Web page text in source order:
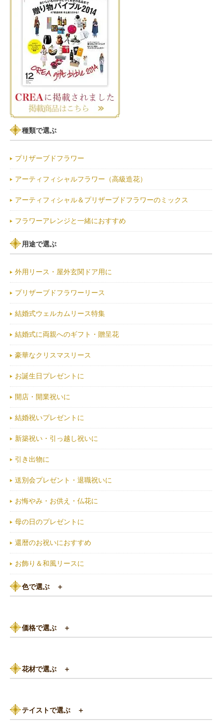
種類で選ぶ
プリザーブドフラワー
アーティフィシャルフラワー（高級造花）
アーティフィシャル＆プリザーブドフラワーのミックス
フラワーアレンジと一緒におすすめ
用途で選ぶ
外用リース・屋外玄関ドア用に
プリザーブドフラワーリース
結婚式ウェルカムリース特集
結婚式に両親へのギフト・贈呈花
豪華なクリスマスリース
お誕生日プレゼントに
開店・開業祝いに
結婚祝いプレゼントに
新築祝い・引っ越し祝いに
引き出物に
送別会プレゼント・退職祝いに
お悔やみ・お供え・仏花に
母の日のプレゼントに
還暦のお祝いにおすすめ
お飾り＆和風リースに
色で選ぶ ＋
黄色・オレンジ系
赤（レッド）系
グリーン（緑色）系
価格で選ぶ ＋
3,000円～5,000円
8,000円～10,000円
花材で選ぶ ＋
あじさい
テイストで選ぶ ＋